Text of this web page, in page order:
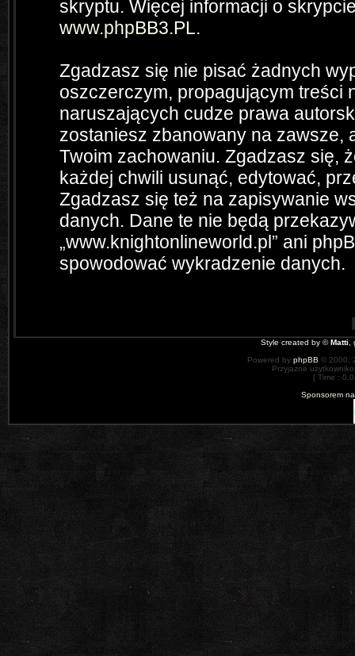
skryptu. Więcej informacji o
www.phpBB3.PL.
Zgadzasz się nie pisać żadnych
oszczerczym, propagującym treści
naruszających cudze prawa
zostaniesz zbanowany na zawsze,
Twoim zachowaniu. Zgadzasz się,
każdej chwili usunąć, edytować,
Zgadzasz się też na zapisywanie
danych. Dane te nie będą
„www.knightonlineworld.pl” ani
spowodować wykradzenie danych.
Style created by ©Matti
Powered by phpBB © 2000,
Przyjazne
[ Time :
Sponsorem